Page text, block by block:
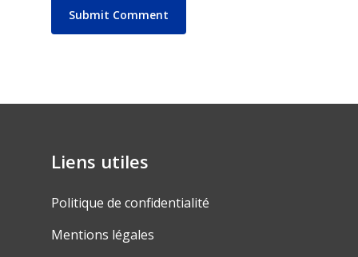
Liens utiles
Politique de confidentialité
Mentions légales